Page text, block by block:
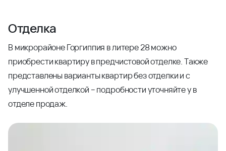
Отделка
В микрорайоне Горгиппия в литере 28 можно
приобрести квартиру в предчистовой отделке. Также
представлены варианты квартир без отделки и с
улучшенной отделкой – подробности уточняйте у в
отделе продаж.